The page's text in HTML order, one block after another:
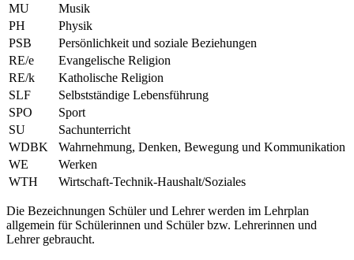
MU
Musik
PH
Physik
PSB
Persönlichkeit und soziale Beziehungen
RE/e
Evangelische Religion
RE/k
Katholische Religion
SLF
Selbstständige Lebensführung
SPO
Sport
SU
Sachunterricht
WDBK
Wahrnehmung, Denken, Bewegung und Kommunikation
WE
Werken
WTH
Wirtschaft-Technik-Haushalt/Soziales
Die Bezeichnungen Schüler und Lehrer werden im Lehrplan
allgemein für Schülerinnen und Schüler bzw. Lehrerinnen und
Lehrer gebraucht.